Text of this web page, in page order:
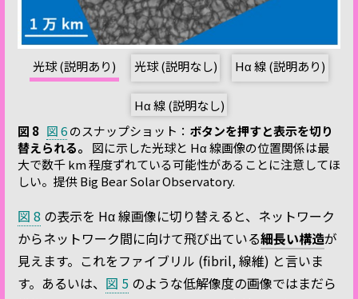
光球 (説明あり) 光球 (説明なし) Hα 線 (説明あり)
Hα 線 (説明なし)
図 8 図 6のスナップショット： ボタンを押すと表示を切り
替えられる。
図に示した光球と Hα 線画像の位置関係は最
大で数千 km 程度ずれている可能性があることに注意してほ
しい。提供 Big Bear Solar Observatory.
図 8 の表示を Hα 線画像に切り替えると、ネットワーク
からネットワーク間に向けて飛び出ている細長い構造が
見えます。これをファイブリル (fibril, 線維) と言いま
す。あるいは、 図 5 のような低解像度の画像ではまだら